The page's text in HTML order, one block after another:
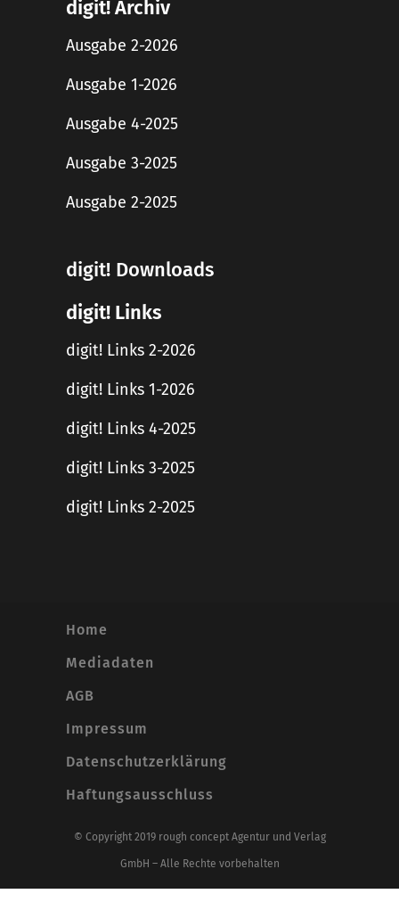
digit! Archiv
Ausgabe 2-2026
Ausgabe 1-2026
Ausgabe 4-2025
Ausgabe 3-2025
Ausgabe 2-2025
digit! Downloads
digit! Links
digit! Links 2-2026
digit! Links 1-2026
digit! Links 4-2025
digit! Links 3-2025
digit! Links 2-2025
Home
Mediadaten
AGB
Impressum
Datenschutzerklärung
Haftungsausschluss
© Copyright 2019 rough concept Agentur und Verlag
GmbH – Alle Rechte vorbehalten